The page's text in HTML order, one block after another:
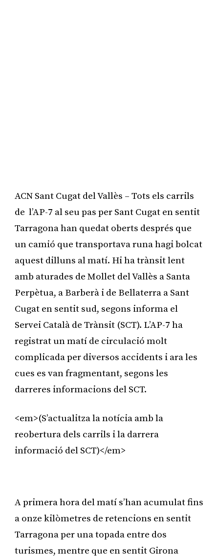
ACN Sant Cugat del Vallès – Tots els carrils
de l’AP-7 al seu pas per Sant Cugat en sentit
Tarragona han quedat oberts després que
un camió que transportava runa hagi bolcat
aquest dilluns al matí. Hi ha trànsit lent
amb aturades de Mollet del Vallès a Santa
Perpètua, a Barberà i de Bellaterra a Sant
Cugat en sentit sud, segons informa el
Servei Català de Trànsit (SCT). L’AP-7 ha
registrat un matí de circulació molt
complicada per diversos accidents i ara les
cues es van fragmentant, segons les
darreres informacions del SCT.
<em>(S’actualitza la notícia amb la
reobertura dels carrils i la darrera
informació del SCT)</em>
A primera hora del matí s’han acumulat fins
a onze kilòmetres de retencions en sentit
Tarragona per una topada entre dos
turismes, mentre que en sentit Girona